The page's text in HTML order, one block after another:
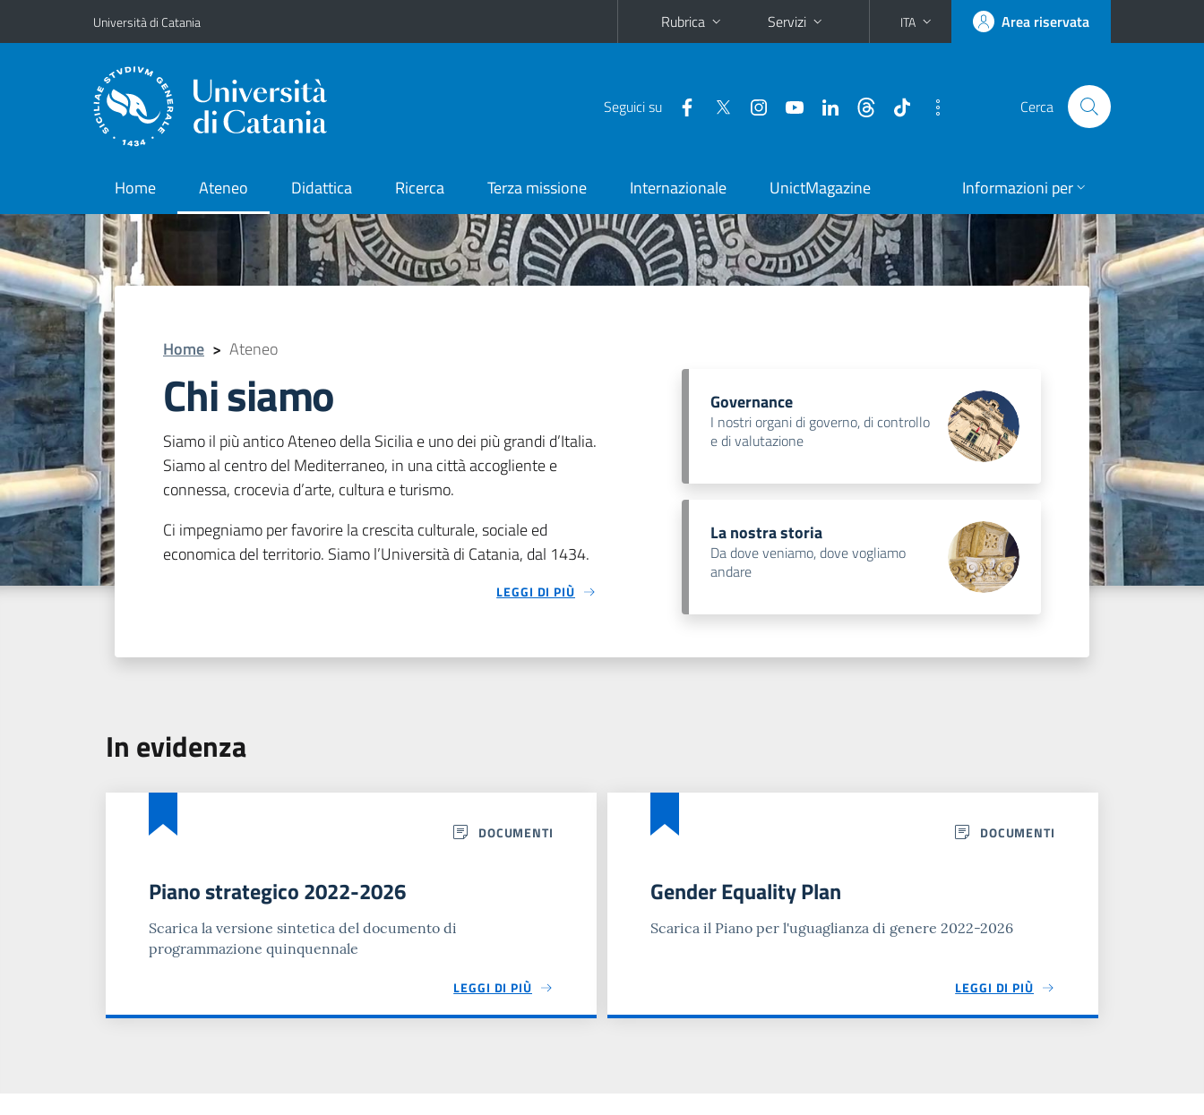
Vai al contenuto principale
Vai al menu di navigazione
Università di Catania Rubrica Servizi ITA Area riservata
Seguici su Cerca
Home Ateneo Didattica Ricerca Terza missione Internazionale UnictMagazine Informazioni per
Home > Ateneo
Chi siamo
Siamo il più antico Ateneo della Sicilia e uno dei più grandi d’Italia.
Siamo al centro del Mediterraneo, in una città accogliente e
connessa, crocevia d’arte, cultura e turismo.
Ci impegniamo per favorire la crescita culturale, sociale ed
economica del territorio. Siamo l’Università di Catania, dal 1434.
LEGGI DI PIÙ
Governance
I nostri organi di governo, di controllo
e di valutazione
La nostra storia
Da dove veniamo, dove vogliamo
andare
In evidenza
DOCUMENTI
Piano strategico 2022-2026
Scarica la versione sintetica del documento di
programmazione quinquennale
LEGGI DI PIÙ
DOCUMENTI
Gender Equality Plan
Scarica il Piano per l'uguaglianza di genere 2022-2026
LEGGI DI PIÙ